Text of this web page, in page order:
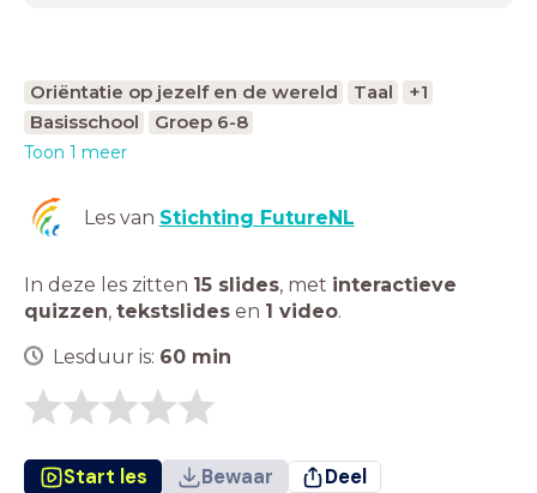
Oriëntatie op jezelf en de wereld Taal
+1
Basisschool
Groep 6-8
Toon 1 meer
Les van Stichting FutureNL
In deze les zitten 15 slides, met interactieve
quizzen, tekstslides en 1 video.
Lesduur is: 60 min
Start les Bewaar Deel